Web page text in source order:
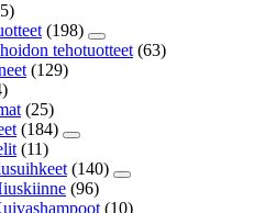
(198)
tehotuotteet (63)
(129)
(25)
(184)
(11)
(140)
(96)
(10)